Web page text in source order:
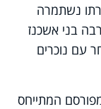
נשתמרה
בני אשכנז
עם נוכרים
המתייחס